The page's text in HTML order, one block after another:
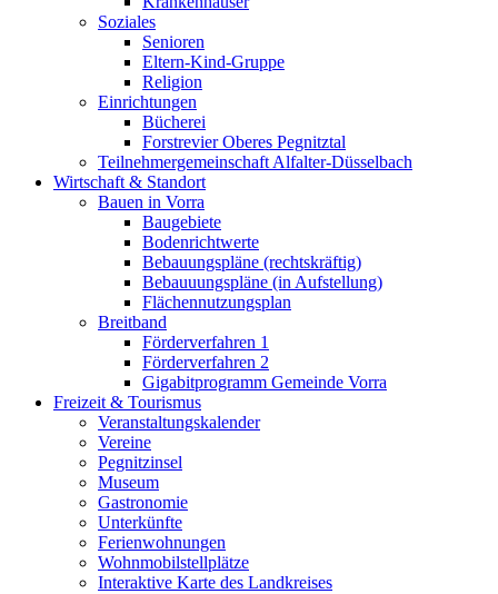
Soziales
Senioren
Eltern-Kind-Gruppe
Religion
Einrichtungen
Bücherei
Forstrevier Oberes Pegnitztal
Teilnehmergemeinschaft Alfalter-Düsselbach
Wirtschaft & Standort
Bauen in Vorra
Baugebiete
Bodenrichtwerte
Bebauungspläne (rechtskräftig)
Bebauuungspläne (in Aufstellung)
Flächennutzungsplan
Breitband
Förderverfahren 1
Förderverfahren 2
Gigabitprogramm Gemeinde Vorra
Freizeit & Tourismus
Veranstaltungskalender
Vereine
Pegnitzinsel
Museum
Gastronomie
Unterkünfte
Ferienwohnungen
Wohnmobilstellplätze
Interaktive Karte des Landkreises